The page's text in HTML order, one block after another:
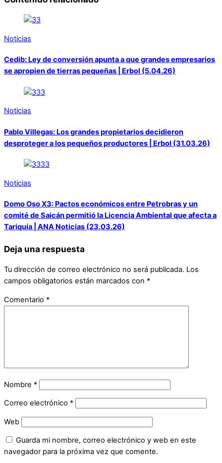
Noticias
Cedib: Ley de conversión apunta a que grandes empresarios
se apropien de tierras pequeñas | Erbol (5.04.26)
Noticias
Pablo Villegas: Los grandes propietarios decidieron
desproteger a los pequeños productores | Erbol (31.03.26)
Noticias
Domo Oso X3: Pactos económicos entre Petrobras y un
comité de Saicán permitió la Licencia Ambiental que afecta a
Tariquía | ANA Noticias (23.03.26)
Deja una respuesta
Tu dirección de correo electrónico no será publicada. Los
campos obligatorios están marcados con *
Comentario *
Nombre *
Correo electrónico *
Web
Guarda mi nombre, correo electrónico y web en este
navegador para la próxima vez que comente.